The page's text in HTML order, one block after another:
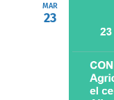
MAR
23